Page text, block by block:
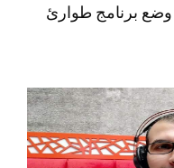
وضع برنامج طوارئ